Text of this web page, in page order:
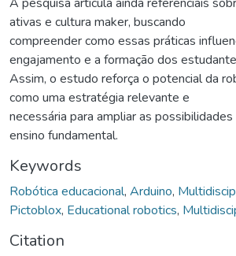
ativas e cultura maker, buscando
compreender como essas práticas
engajamento e a formação dos
Assim, o estudo reforça o potencial da
como uma estratégia relevante e
necessária para ampliar as
ensino fundamental.
Keywords
Robótica educacional, Arduino,
Pictoblox, Educational robotics,
Citation